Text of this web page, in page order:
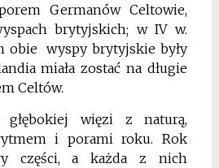
Germanów Celtowie,
brytyjskich; w IV w.
obie wyspy brytyjskie były
miała zostać na długie
Celtów.
więzi z naturą,
i porami roku. Rok
części, a każda z nich